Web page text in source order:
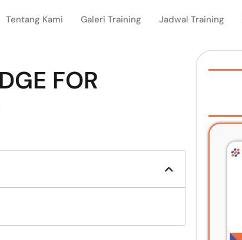
Tentang Kami Galeri Training Jadwal Training
FOR